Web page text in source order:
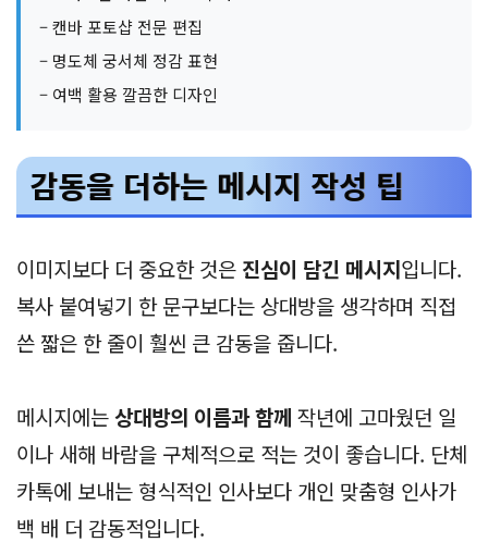
– 캔바 포토샵 전문 편집
– 명도체 궁서체 정감 표현
– 여백 활용 깔끔한 디자인
감동을 더하는 메시지 작성 팁
이미지보다 더 중요한 것은 진심이 담긴 메시지입니다.
복사 붙여넣기 한 문구보다는 상대방을 생각하며 직접
쓴 짧은 한 줄이 훨씬 큰 감동을 줍니다.
메시지에는상대방의 이름과 함께 작년에 고마웠던 일
이나 새해 바람을 구체적으로 적는 것이 좋습니다. 단체
카톡에 보내는 형식적인 인사보다 개인 맞춤형 인사가
백 배 더 감동적입니다.